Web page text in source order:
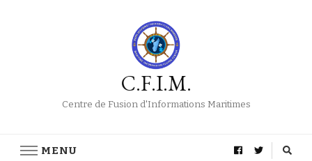
C.F.I.M.
Centre de Fusion d'Informations Maritimes
MENU